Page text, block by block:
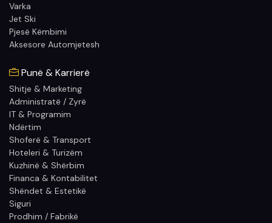
Varka
Jet Ski
Pjesë Këmbimi
Aksesore Automjetesh
Punë & Karrierë
Shitje & Marketing
Administratë / Zyrë
IT & Programim
Ndërtim
Shoferë & Transport
Hoteleri & Turizëm
Kuzhinë & Shërbim
Financa & Kontabilitet
Shëndet & Estetikë
Siguri
Prodhim / Fabrikë